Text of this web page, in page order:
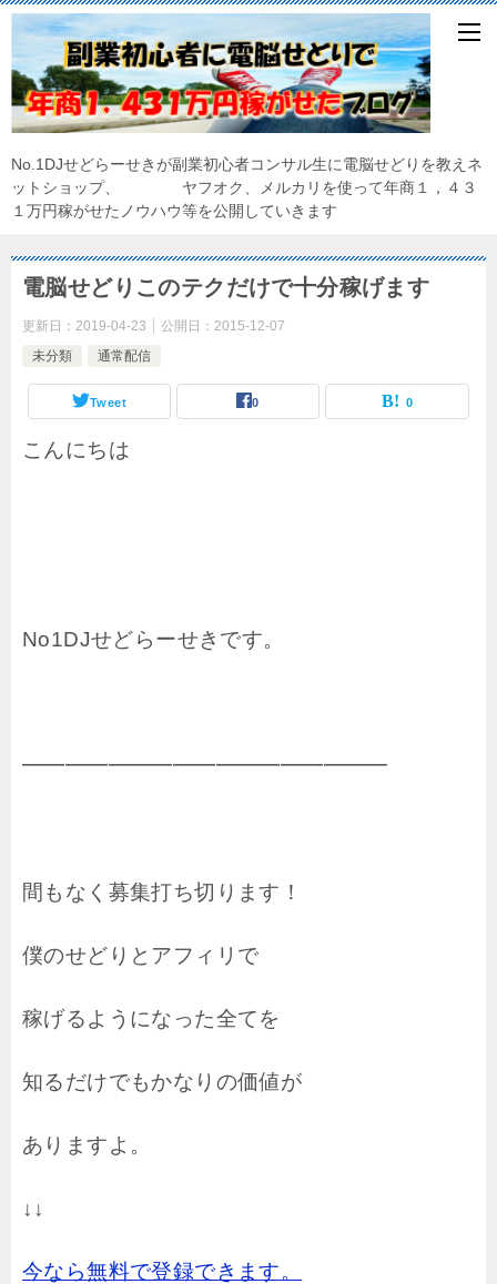
No.1DJせどらーせきが副業初心者コンサル生に電脳せどりを教えネ
ットショップ、 ヤフオク、メルカリを使って年商１，４３
１万円稼がせたノウハウ等を公開していきます
電脳せどりこのテクだけで十分稼げます
更新日： 2019-04-23 公開日： 2015-12-07
未分類
通常配信
Tweet 0 0
こんにちは
No1DJせどらーせきです。
━━━━━━━━━━━━━━━━━
間もなく募集打ち切ります！
僕のせどりとアフィリで
稼げるようになった全てを
知るだけでもかなりの価値が
ありますよ。
↓↓
今なら無料で登録できます。